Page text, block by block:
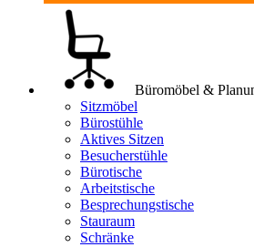
Büromöbel &
Sitzmöbel
Bürostühle
Aktives Sitzen
Besucherstühle
Bürotische
Arbeitstische
Besprechungstische
Stauraum
Schränke